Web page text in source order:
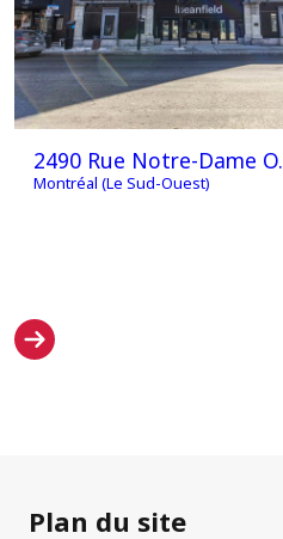
2490 Rue Notre-Dame O.
Montréal (Le Sud-Ouest)
Plan du site